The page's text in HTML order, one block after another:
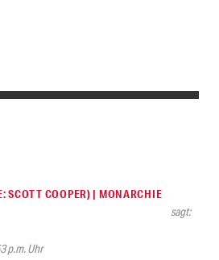
SCOTT COOPER) | MONARCHIE
sagt:
p.m. Uhr